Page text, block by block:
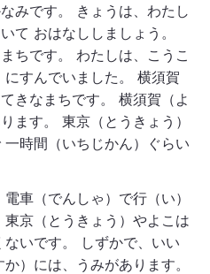
みです。 きょうは、わたし
て おはなししましょう。
ちです。 わたしは、こうこ
すんでいました。 横須賀
きなまちです。 横須賀（よ
ます。 東京（とうきょう）
時間（いちじかん）ぐらい
車（でんしゃ）で行（い）
京（とうきょう）やよこは
いです。 しずかで、いい
）には、うみがあります。